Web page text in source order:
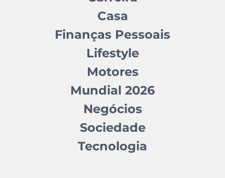
Casa
Finanças Pessoais
Lifestyle
Motores
Mundial 2026
Negócios
Sociedade
Tecnologia